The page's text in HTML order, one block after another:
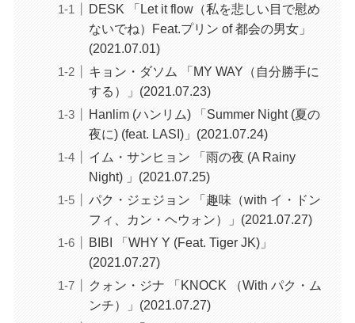
DESK 「Let it flow（私を悲しい目で慰め
ないでね）Feat.プリン of 都会の男女」
(2021.07.01)
キョン・ダソム 「MY WAY（自分勝手に
する）」(2021.07.23)
Hanlim (ハンリム) 「Summer Night (夏の
夜に) (feat. LASI)」(2021.07.24)
イム・サンヒョン 「雨の夜 (A Rainy
Night) 」(2021.07.25)
パク・ジェジョン 「趣味（with イ・ドン
フィ、カン・ヘウォン）」(2021.07.27)
BIBI 「WHY Y (Feat. Tiger JK)」
(2021.07.27)
クォン・ジナ 「KNOCK （With パク・ム
ンチ）」(2021.07.27)